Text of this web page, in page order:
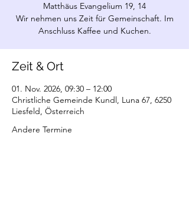
Matthäus Evangelium 19, 14
Wir nehmen uns Zeit für Gemeinschaft. Im
Anschluss Kaffee und Kuchen.
Zeit & Ort
01. Nov. 2026, 09:30 – 12:00
Christliche Gemeinde Kundl, Luna 67, 6250
Liesfeld, Österreich
Andere Termine